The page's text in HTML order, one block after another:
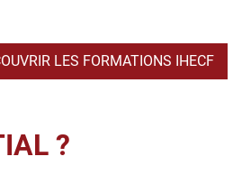
LES FORMATIONS IHECF
?